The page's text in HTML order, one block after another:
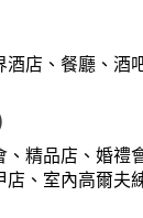
酒店、餐廳、酒
、精品店、婚禮
店、室內高爾夫